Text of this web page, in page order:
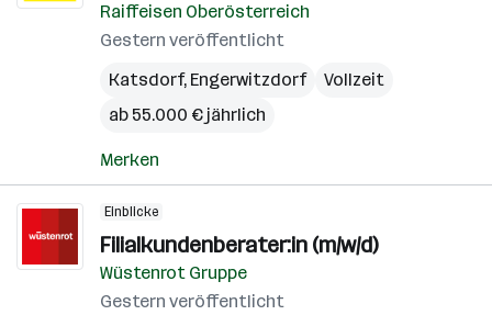
Raiffeisen Oberösterreich
Gestern veröffentlicht
Katsdorf, Engerwitzdorf
Vollzeit
ab 55.000 € jährlich
Merken
Einblicke
Filialkundenberater:in (m/w/d)
Wüstenrot Gruppe
Gestern veröffentlicht